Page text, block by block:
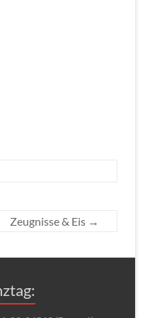
Zeugnisse & Eis →